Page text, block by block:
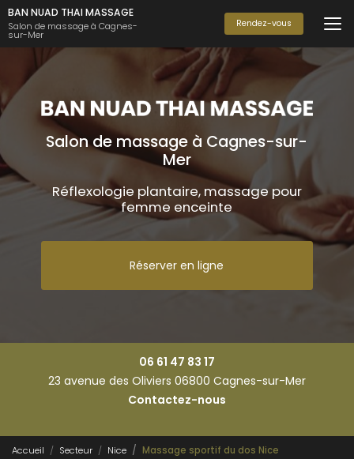
Aller
au
contenu
principal
BAN NUAD THAI MASSAGE
Salon de massage à Cagnes-
sur-Mer
Rendez-vous
Salon de massage à Cagnes-sur-
Mer
Réflexologie plantaire, massage pour
femme enceinte
Réserver en ligne
06 61 47 83 17
23 avenue des Oliviers 06800 Cagnes-sur-Mer
Contactez-nous
Accueil Secteur Nice Massage sportif du dos Nice